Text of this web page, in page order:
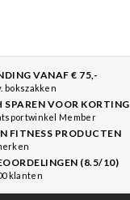
VANAF € 75,-
bokszakken
VOOR KORTING
Member
FITNESS PRODUCTEN
(8.5/10)
klanten